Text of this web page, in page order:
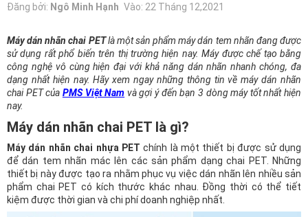
Đăng bởi: Ngô Minh Hạnh Vào: 22 Tháng 12,2021
Máy dán nhãn chai PETlà một sản phẩm máy dán tem nhãn đang được
sử dụng rất phổ biến trên thị trường hiện nay. Máy được chế tạo bằng
công nghệ vô cùng hiện đại với khả năng dán nhãn nhanh chóng, đa
dạng nhất hiện nay. Hãy xem ngay những thông tin về máy dán nhãn
chai PET của PMS Việt Nam và gợi ý đến bạn 3 dòng máy tốt nhất hiện
nay.
Máy dán nhãn chai PET là gì?
Máy dán nhãn chai nhựa PET chính là một thiết bị được sử dụng
để dán tem nhãn mác lên các sản phẩm dạng chai PET. Những
thiết bị này được tạo ra nhằm phục vụ việc dán nhãn lên nhiều sản
phẩm chai PET có kích thước khác nhau. Đồng thời có thể tiết
kiệm được thời gian và chi phí doanh nghiệp nhất.